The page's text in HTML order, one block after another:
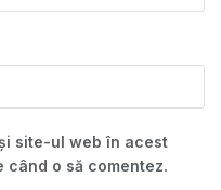
site-ul web în acest
o să comentez.